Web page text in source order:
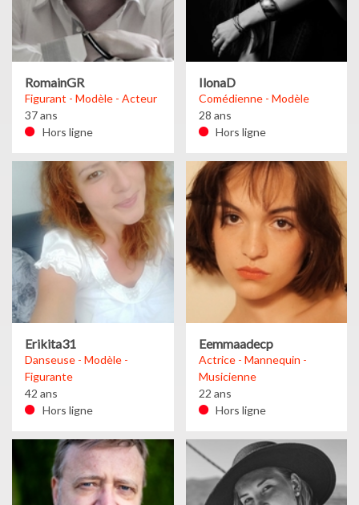
RomainGR
Figurant - Modèle - Acteur
37 ans
Hors ligne
IlonaD
Comédienne - Modèle
28 ans
Hors ligne
Erikita31
Danseuse - Modèle -
Figurante
42 ans
Hors ligne
Eemmaadecp
Actrice - Mannequin -
Musicienne
22 ans
Hors ligne